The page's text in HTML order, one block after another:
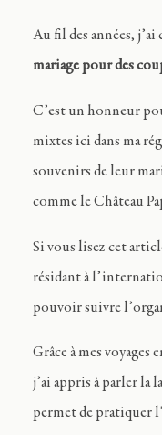
Au fil des années, j’ai
mariage pour des
C’est un honneur
mixtes ici dans ma
souvenirs de leur
comme le Château
Si vous lisez cet
résidant à
pouvoir suivre
Grâce à mes voyages
j’ai appris à parler la
permet de pratiquer